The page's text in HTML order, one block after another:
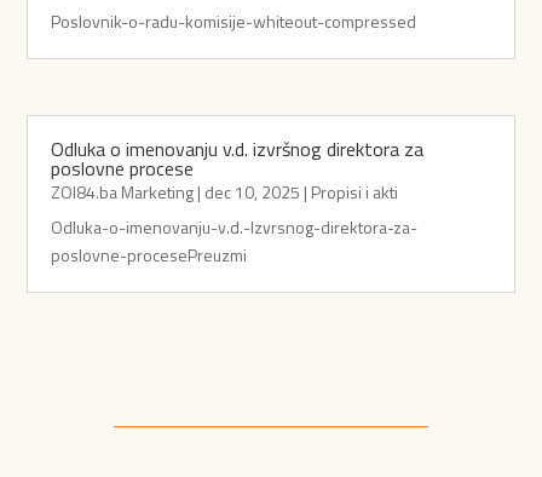
Poslovnik-o-radu-komisije-whiteout-compressed
Odluka o imenovanju v.d. izvršnog direktora za
poslovne procese
ZOI84.ba Marketing| dec 10, 2025 | Propisi i akti
Odluka-o-imenovanju-v.d.-Izvrsnog-direktora-za-
poslovne-procesePreuzmi